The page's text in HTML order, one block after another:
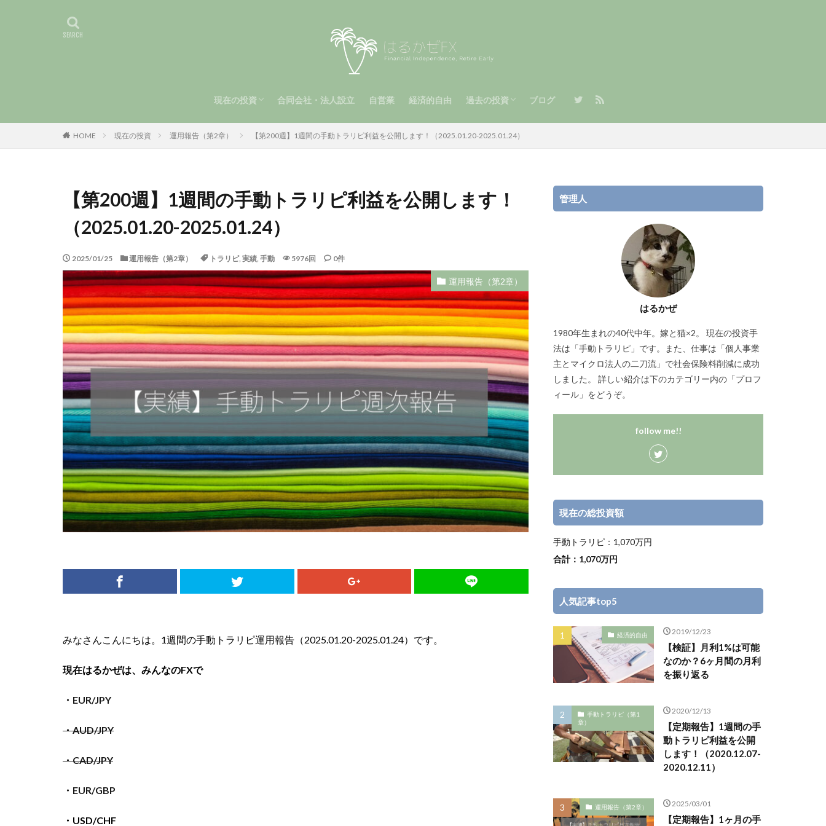
現在の投資
手動トラリピ（第2章）
運用報告（第2章）
合同会社・法人設立 自営業 経済的自由 過去の投資
手動トラリピ（第1章）
メキシコペソ（MXN/JPY）積立
南アフリカランド（ZAR/JPY）積立
ビットコイン
運用報告（第1章）
自動トラリピ
ブログ
HOME 現在の投資 運用報告（第2章） 【第200週】1週間の手動トラリピ利益を公開します！（2025.01.20-2025.01.24）
【第200週】1週間の手動トラリピ利益を公開します！
（2025.01.20-2025.01.24）
2025/01/25 運用報告（第2章） トラリピ, 実績, 手動 5976回 0件
運用報告（第2章）
みなさんこんにちは。1週間の手動トラリピ運用報告（2025.01.20-2025.01.24）です。
現在はるかぜは、みんなのFXで
・EUR/JPY
・AUD/JPY
・CAD/JPY
・EUR/GBP
・USD/CHF
管理人
はるかぜ
1980年生まれの40代中年。嫁と猫×2。 現在の投資手
法は「手動トラリピ」です。また、仕事は「個人事業
主とマイクロ法人の二刀流」で社会保険料削減に成功
しました。 詳しい紹介は下のカテゴリー内の「プロフ
ィール」をどうぞ。
follow me!!
現在の総投資額
手動トラリピ：1,070万円
合計：1,070万円
人気記事top5
経済的自由 2019/12/23
【検証】月利1%は可能
なのか？6ヶ月間の月利
を振り返る
手動トラリピ（第1
章）
2020/12/13
【定期報告】1週間の手
動トラリピ利益を公開
します！（2020.12.07-
2020.12.11）
運用報告（第2章） 2025/03/01
【定期報告】1ヶ月の手